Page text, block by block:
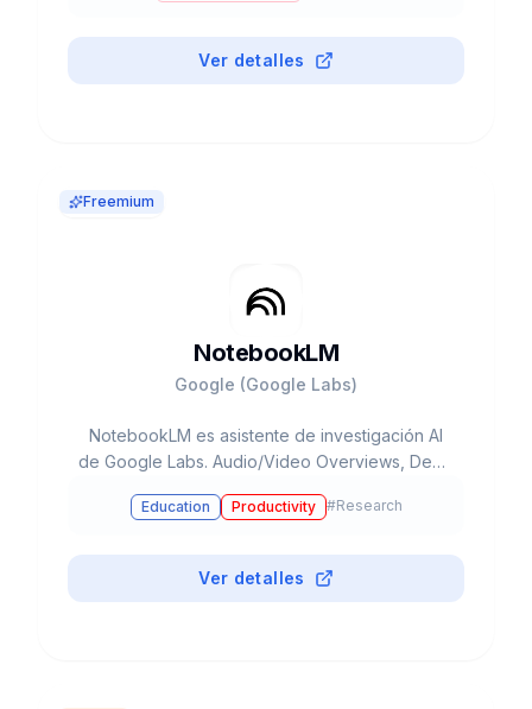
Ver detalles
Freemium
NotebookLM
Google (Google Labs)
NotebookLM es asistente de investigación AI
de Google Labs. Audio/Video Overviews, Deep
móvil. La única IA sin alucinaciones (source
Education Productivity #Research
Ver detalles